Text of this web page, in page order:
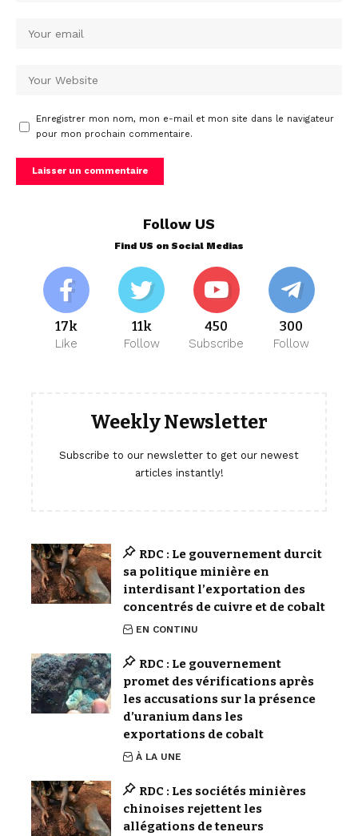
Enregistrer mon nom, mon e-mail et mon site dans le navigateur
pour mon prochain commentaire.
Follow US
Find US on Social Medias
17k
Like
11k
Follow
450
Subscribe
300
Follow
Weekly Newsletter
Subscribe to our newsletter to get our newest
articles instantly!
RDC : Le gouvernement durcit
sa politique minière en
interdisant l’exportation des
concentrés de cuivre et de cobalt
EN CONTINU
RDC : Le gouvernement
promet des vérifications après
les accusations sur la présence
d’uranium dans les
exportations de cobalt
À LA UNE
RDC : Les sociétés minières
chinoises rejettent les
allégations de teneurs